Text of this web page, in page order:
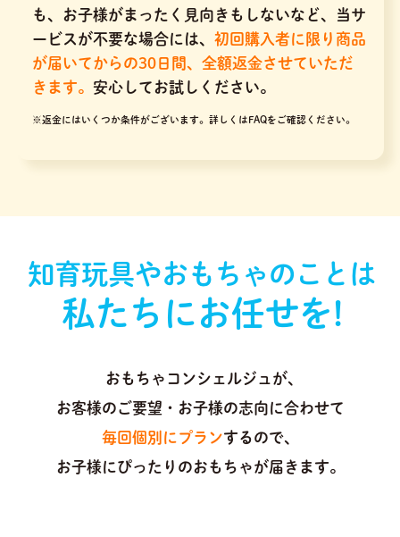
も、お子様がまったく見向きもしないなど、当サ
ービスが不要な場合には、 初回購入者に限り商品
が届いてからの30日間、全額返金させていただ
きます。 安心してお試しください。
※返金にはいくつか条件がございます。 詳しくはFAQをご確認ください。
知育玩具やおもちゃのことは
私たちにお任せを!
おもちゃコンシェルジュが､
お客様のご要望・お子様の志向に合わせて
毎回個別にプランするので、
お子様にぴったりのおもちゃが届きます。